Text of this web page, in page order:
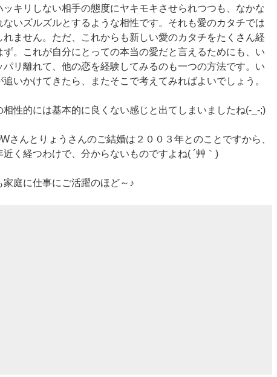
ッキリしない相手の態度にヤキモキさせられつつも、なかな
ないズルズルとするような相性です。それも愛のカタチでは
れません。ただ、これからも新しい愛のカタチをたくさん経
ず。これが自分にとっての本当の愛だと言えるためにも、い
パリ離れて、他の恋を経験してみるのも一つの方法です。い
追いかけてきたら、またそこで考えてみればよいでしょう。
相性的には基本的に良くない感じと出てしまいましたね(-_-;)
さんとりょうさんのご結婚は２００３年とのことですから、
近く経つわけで、分からないものですよね( ´艸｀)
家庭に仕事にご活躍のほど～♪